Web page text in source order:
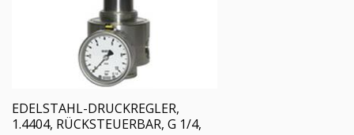
EDELSTAHL-DRUCKREGLER,
1.4404, RÜCKSTEUERBAR, G 1/4,